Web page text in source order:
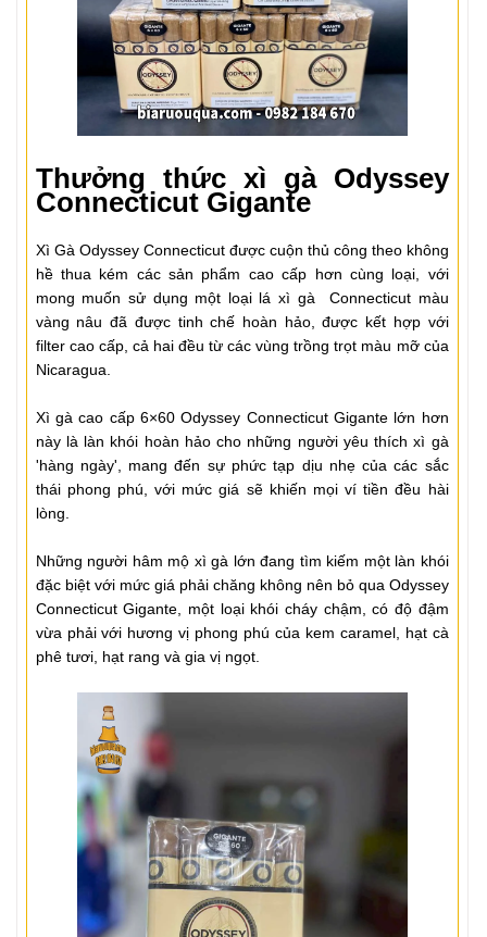
Thưởng thức xì gà Odyssey
Connecticut Gigante
Xì Gà Odyssey Connecticut được cuộn thủ công theo không
hề thua kém các sản phẩm cao cấp hơn cùng loại, với
mong muốn sử dụng một loại lá xì gà Connecticut màu
vàng nâu đã được tinh chế hoàn hảo, được kết hợp với
filter cao cấp, cả hai đều từ các vùng trồng trọt màu mỡ của
Nicaragua.
Xì gà cao cấp 6×60 Odyssey Connecticut Gigante lớn hơn
này là làn khói hoàn hảo cho những người yêu thích xì gà
'hàng ngày', mang đến sự phức tạp dịu nhẹ của các sắc
thái phong phú, với mức giá sẽ khiến mọi ví tiền đều hài
lòng.
Những người hâm mộ xì gà lớn đang tìm kiếm một làn khói
đặc biệt với mức giá phải chăng không nên bỏ qua Odyssey
Connecticut Gigante, một loại khói cháy chậm, có độ đậm
vừa phải với hương vị phong phú của kem caramel, hạt cà
phê tươi, hạt rang và gia vị ngọt.